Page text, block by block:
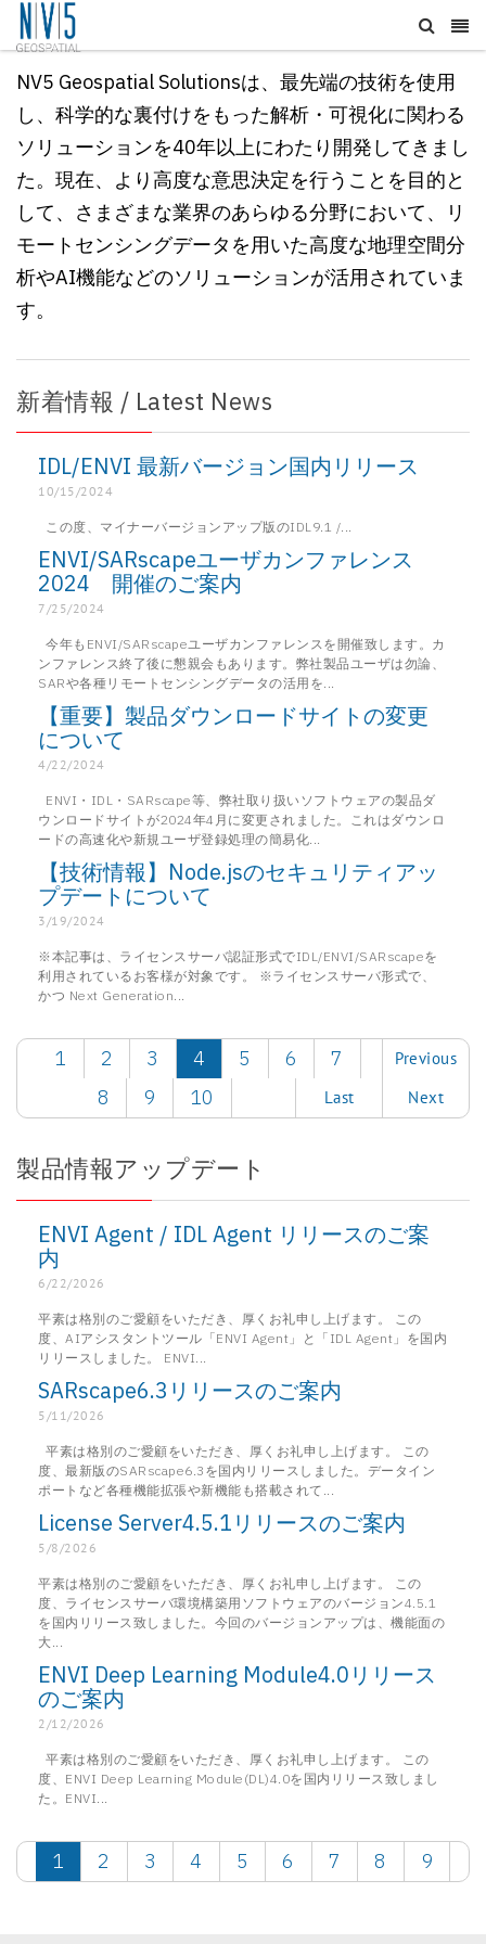
NV5 Geospatial Solutionsは、最先端の技術を使用
し、科学的な裏付けをもった解析・可視化に関わる
ソリューションを40年以上にわたり開発してきまし
た。現在、 より高度な意思決定を行うことを目的と
して、 さまざまな業界のあらゆる分野において、リ
モートセンシングデータを用いた高度な地理空間分
析やAI機能などのソリューションが活用されていま
す。
新着情報 / Latest News
IDL/ENVI 最新バージョン国内リリース
10/15/2024
この度、マイナーバージョンアップ版のIDL9.1 /...
ENVI/SARscapeユーザカンファレンス
2024 開催のご案内
7/25/2024
今年もENVI/SARscapeユーザカンファレンスを開催致します。カ
ンファレンス終了後に懇親会もあります。弊社製品ユーザは勿論、
SARや各種リモートセンシングデータの活用を...
【重要】製品ダウンロードサイトの変更
について
4/22/2024
ENVI・IDL・SARscape等、弊社取り扱いソフトウェアの製品ダ
ウンロードサイトが2024年4月に変更されました。これはダウンロ
ードの高速化や新規ユーザ登録処理の簡易化...
【技術情報】Node.jsのセキュリティアッ
プデートについて
3/19/2024
※本記事は、ライセンスサーバ認証形式でIDL/ENVI/SARscapeを
利用されているお客様が対象です。 ※ライセンスサーバ形式で、
かつ Next Generation...
Previous
1 2 3 4 5 6
7
8
9 10 Next
Last
製品情報アップデート
ENVI Agent / IDL Agent リリースのご案
内
6/22/2026
平素は格別のご愛顧をいただき、厚くお礼申し上げます。 この
度、AIアシスタントツール「ENVI Agent」と「IDL Agent」を国内
リリースしました。 ENVI...
SARscape6.3リリースのご案内
5/11/2026
平素は格別のご愛顧をいただき、厚くお礼申し上げます。 この
度、最新版のSARscape6.3を国内リリースしました。データイン
ポートなど各種機能拡張や新機能も搭載されて...
License Server4.5.1リリースのご案内
5/8/2026
平素は格別のご愛顧をいただき、厚くお礼申し上げます。 この
度、ライセンスサーバ環境構築用ソフトウェアのバージョン4.5.1
を国内リリース致しました。今回のバージョンアップは、機能面の
大...
ENVI Deep Learning Module4.0リリース
のご案内
2/12/2026
平素は格別のご愛顧をいただき、厚くお礼申し上げます。 この
度、ENVI Deep Learning Module(DL)4.0を国内リリース致しまし
た。ENVI...
1 2 3 4 5 6 7 8 9